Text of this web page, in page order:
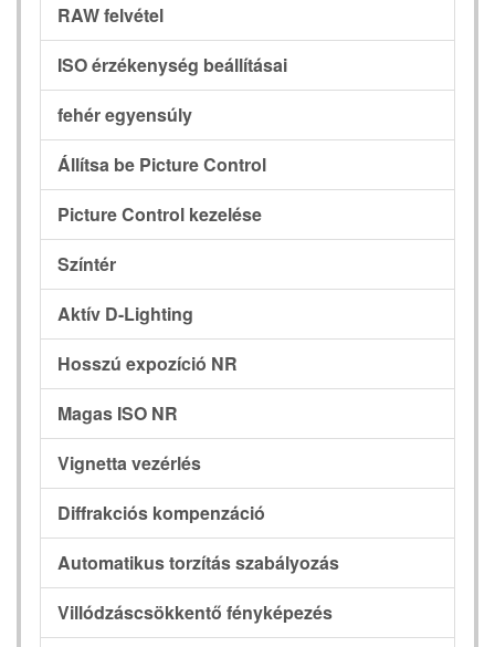
RAW felvétel
ISO érzékenység beállításai
fehér egyensúly
Állítsa be Picture Control
Picture Control kezelése
Színtér
Aktív D-Lighting
Hosszú expozíció NR
Magas ISO NR
Vignetta vezérlés
Diffrakciós kompenzáció
Automatikus torzítás szabályozás
Villódzáscsökkentő fényképezés